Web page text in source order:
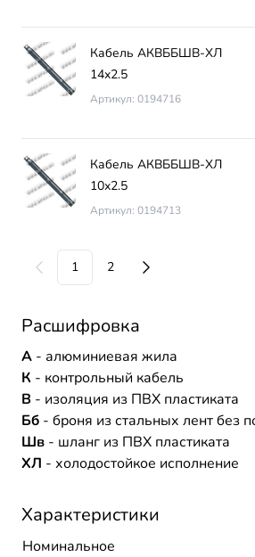
Кабель АКВББШВ-ХЛ
14х2.5
Артикул: 0194716
Кабель АКВББШВ-ХЛ
10х2.5
Артикул: 0194713
1 2
Расшифровка
А - алюминиевая жила
К - контрольный кабель
В - изоляция из ПВХ пластиката
Бб - броня из стальных лент без
Шв - шланг из ПВХ пластиката
ХЛ - холодостойкое исполнение
Характеристики
Номинальное